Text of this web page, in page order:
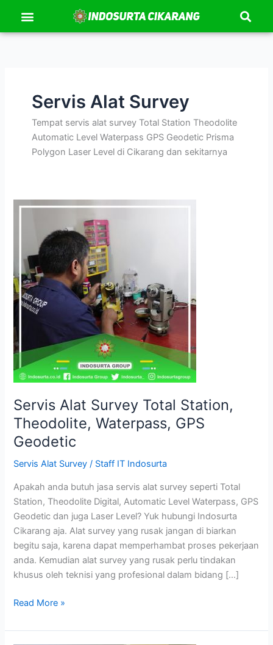
konten
Menu
Servis Alat Survey
Tempat servis alat survey Total Station Theodolite
Automatic Level Waterpass GPS Geodetic Prisma
Polygon Laser Level di Cikarang dan sekitarnya
Servis Alat Survey Total Station,
Theodolite, Waterpass, GPS
Geodetic
Servis Alat Survey / Staff IT Indosurta
Apakah anda butuh jasa servis alat survey seperti Total
Station, Theodolite Digital, Automatic Level Waterpass, GPS
Geodetic dan juga Laser Level? Yuk hubungi Indosurta
Cikarang aja. Alat survey yang rusak jangan di biarkan
begitu saja, karena dapat memperhambat proses pekerjaan
anda. Kemudian alat survey yang rusak perlu tindakan
khusus oleh teknisi yang profesional dalam bidang […]
Servis
Station,
Theodolite,
Waterpass,
GPS
Read More »